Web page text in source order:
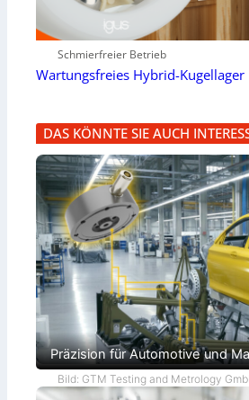
Schmierfreier Betrieb
Wartungsfreies Hybrid-Kugellager
DAS KÖNNTE SIE AUCH
Präzision für Automotive und
Bild: GTM Testing and Metrology